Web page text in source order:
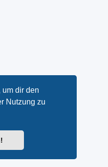
um dir den
Nutzung zu